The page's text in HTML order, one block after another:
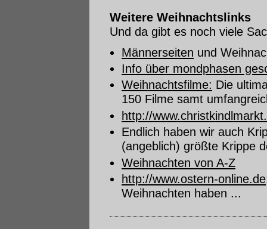
Weitere Weihnachtslinks
Und da gibt es noch viele
Männerseiten und
Info über mondphasen
Weihnachtsfilme: Die
150 Filme samt
http://
Endlich haben wir auch
(angeblich) größte Krippe
Weihnachten von A-Z
http://www.ostern-online.de
Weihnachten haben ...